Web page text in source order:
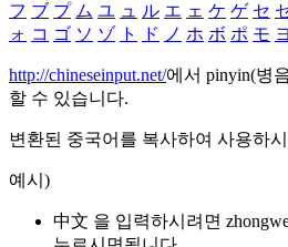
フ ブ プ ム ユ ュ ル エ ェ ケ ゲ セ
ォ コ ゴ ソ ゾ ト ド ノ ホ ボ ポ モ ヨ
http://chineseinput.net/에서 pinyin(병
할 수 있습니다.
변환된 중국어를 복사하여 사용하
예시)
中文 을 입력하시려면